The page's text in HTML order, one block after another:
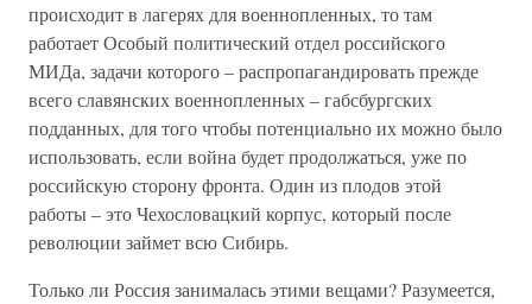
происходит в лагерях для военнопленных, то там
работает Особый политический отдел российского
МИДа, задачи которого – распропагандировать прежде
всего славянских военнопленных – габсбургских
подданных, для того чтобы потенциально их можно было
использовать, если война будет продолжаться, уже по
российскую сторону фронта. Один из плодов этой
работы – это Чехословацкий корпус, который после
революции займет всю Сибирь.
Только ли Россия занималась этими вещами? Разумеется,